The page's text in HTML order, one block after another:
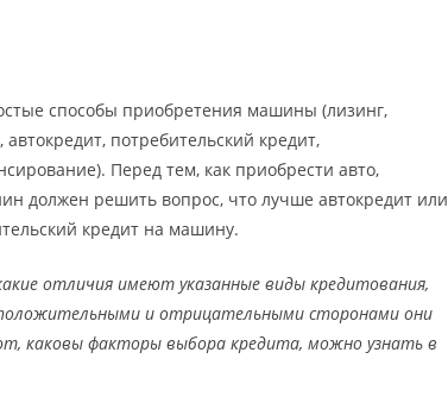
способы приобретения машины (лизинг,
автокредит, потребительский кредит,
Перед тем, как приобрести авто,
должен решить вопрос, что лучше автокредит или
кредит на машину.
отличия имеют указанные виды кредитования,
и отрицательными сторонами они
каковы факторы выбора кредита, можно узнать в